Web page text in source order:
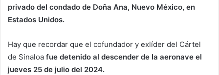
privado del condado de Doña Ana, Nuevo México, en
Estados Unidos.
Hay que recordar que el cofundador y exlíder del Cártel
de Sinaloa fue detenido al descender de la aeronave el
jueves 25 de julio del 2024.